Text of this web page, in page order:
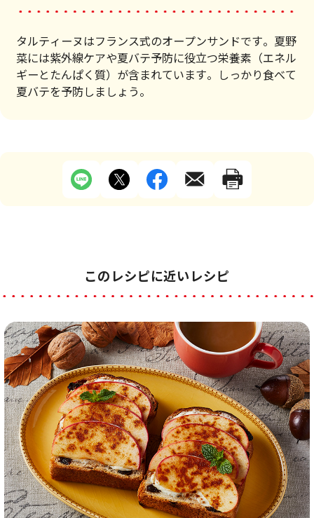
タルティーヌはフランス式のオープンサンドです。夏野
菜には紫外線ケアや夏バテ予防に役立つ栄養素（エネル
ギーとたんぱく質）が含まれています。しっかり食べて
夏バテを予防しましょう。
このレシピに近いレシピ